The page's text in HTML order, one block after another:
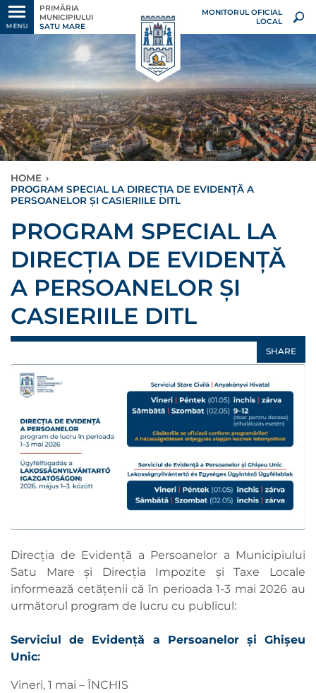
MENU
PRIMĂRIA
MUNICIPIULUI
SATU MARE
MONITORUL OFICIAL
LOCAL
HOME ›
PROGRAM SPECIAL LA DIRECȚIA DE EVIDENȚĂ A
PERSOANELOR ȘI CASIERIILE DITL
PROGRAM SPECIAL LA
DIRECȚIA DE EVIDENȚĂ
A PERSOANELOR ȘI
CASIERIILE DITL
SHARE
Direcția de Evidență a Persoanelor a Municipiului
Satu Mare și Direcția Impozite și Taxe Locale
informează cetățenii că în perioada 1-3 mai 2026 au
următorul program de lucru cu publicul:
Serviciul de Evidență a Persoanelor și Ghișeu
Unic:
Vineri, 1 mai – ÎNCHIS